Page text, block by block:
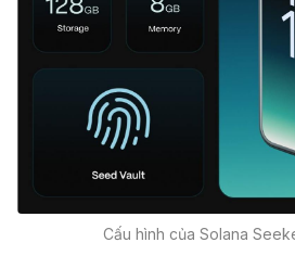
Cấu hình của Solana